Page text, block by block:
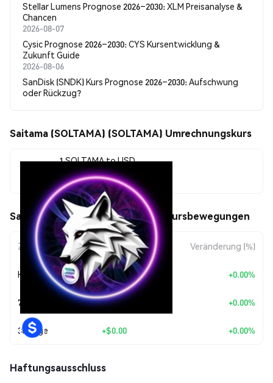
Stellar Lumens Prognose 2026–2030: XLM Preisanalyse &
Chancen
2026-08-07
Cysic Prognose 2026–2030: CYS Kursentwicklung &
Zukunft Guide
2026-08-06
SanDisk (SNDK) Kurs Prognose 2026–2030: Aufschwung
oder Rückzug?
Saitama (SOLTAMA) (SOLTAMA) Umrechnungskurs
1 SOLTAMA to USD
$0.00057798
Saitama (SOLTAMA) (SOLTAMA) Kursbewegungen
Zeitraum Betragsänderung Veränderung (%)
Heute +$0.00 +0.00%
7 Tage +$0.00 +0.00%
30 Tage +$0.00 +0.00%
Haftungsausschluss